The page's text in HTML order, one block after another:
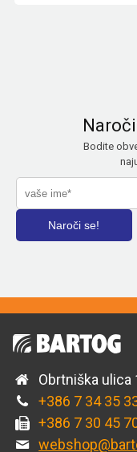
Bodite
Obrtniška ulica
+386 7 34 35
+386 7 30 45